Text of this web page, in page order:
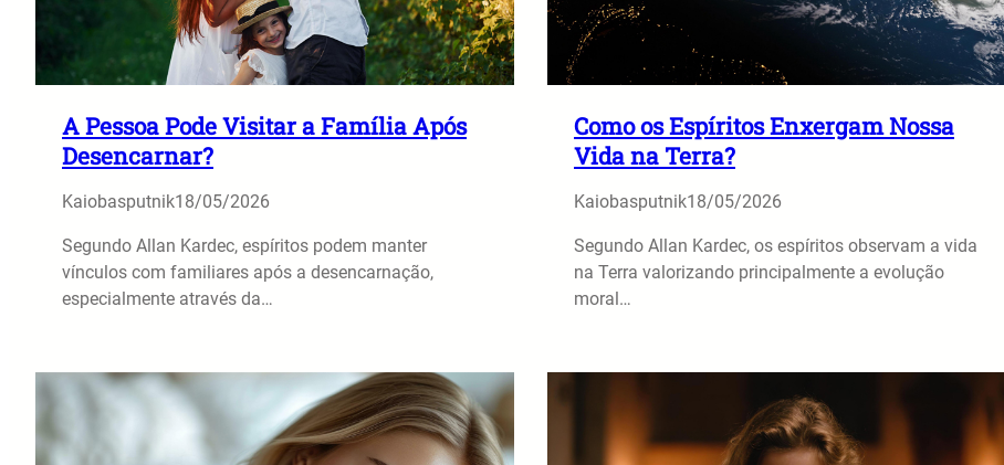
A Pessoa Pode Visitar a Família Após
Desencarnar?
Kaiobasputnik18/05/2026
Segundo Allan Kardec, espíritos podem manter
vínculos com familiares após a desencarnação,
especialmente através da…
Como os Espíritos Enxergam Nossa
Vida na Terra?
Kaiobasputnik18/05/2026
Segundo Allan Kardec, os espíritos observam a vida
na Terra valorizando principalmente a evolução
moral…